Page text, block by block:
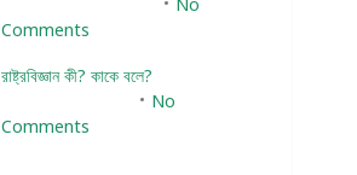
Comments
রাষ্ট্রবিজ্ঞান কী? কাকে বলে?
No
Comments